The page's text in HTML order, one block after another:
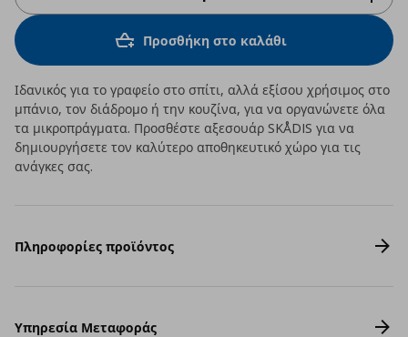
Προσθήκη στο καλάθι
Ιδανικός για το γραφείο στο σπίτι, αλλά εξίσου χρήσιμος στο
μπάνιο, τον διάδρομο ή την κουζίνα, για να οργανώνετε όλα
τα μικροπράγματα. Προσθέστε αξεσουάρ SKÅDIS για να
δημιουργήσετε τον καλύτερο αποθηκευτικό χώρο για τις
ανάγκες σας.
Πληροφορίες προϊόντος
Υπηρεσία Μεταφοράς